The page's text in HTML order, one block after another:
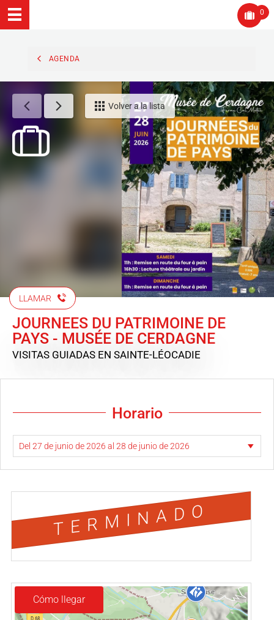
0
AGENDA
Volver a la lista
LLAMAR
JOURNEES DU PATRIMOINE DE
PAYS - MUSÉE DE CERDAGNE
VISITAS GUIADAS EN SAINTE-LÉOCADIE
Horario
TERMINADO
Cómo llegar